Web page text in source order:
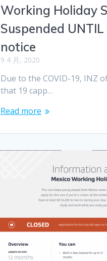
Working Holiday
Suspended
notice
9 4 月, 2020
Due to the COVID-19, INZ
that 19 capp…
Read more